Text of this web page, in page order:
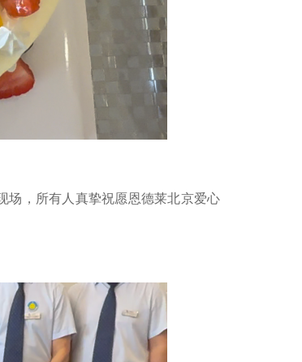
场，所有人真挚祝愿恩德莱北京爱心